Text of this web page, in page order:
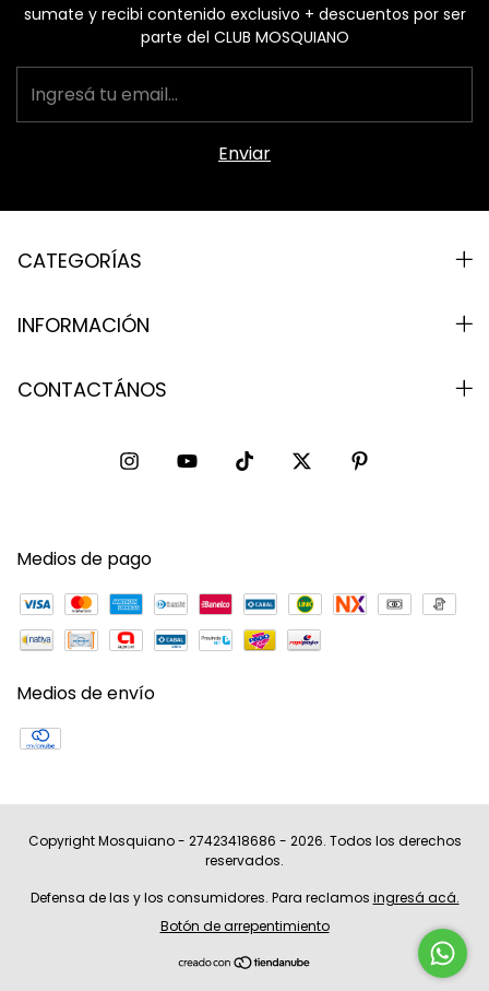
sumate y recibi contenido exclusivo + descuentos por ser
parte del CLUB MOSQUIANO
CATEGORÍAS
INFORMACIÓN
CONTACTÁNOS
Medios de pago
Medios de envío
Copyright Mosquiano - 27423418686 - 2026. Todos los derechos
reservados.
Defensa de las y los consumidores. Para reclamos ingresá acá.
Botón de arrepentimiento